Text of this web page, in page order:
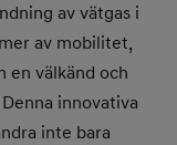
av vätgas i
av mobilitet,
en välkänd och
innovativa
inte bara